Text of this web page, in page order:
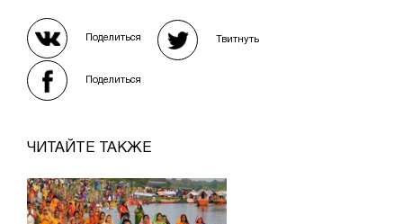
Поделиться Твитнуть
Поделиться
ЧИТАЙТЕ ТАКЖЕ